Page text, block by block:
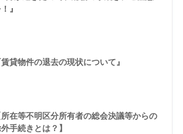
』
賃貸物件の退去の現状について』
所在等不明区分所有者の総会決議等からの
外手続きとは？】